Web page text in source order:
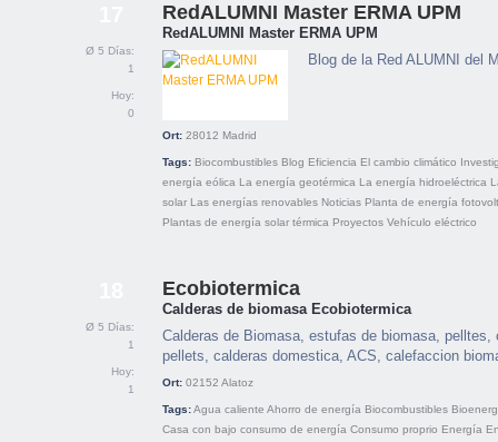
Ø 5 Días:
1
Hoy:
0
RedALUMNI Master ERMA UPM
RedALUMNI Master ERMA UPM
Blog de la Red ALUMNI del
Ort: 28012 Madrid
Tags: Biocombustibles Blog Eficiencia El cambio climático
energía eólica La energía geotérmica La energía hidroeléctrica
solar Las energías renovables Noticias Planta de energía
Plantas de energía solar térmica Proyectos Vehículo eléctrico
Ø 5 Días:
1
Hoy:
1
Ecobiotermica
Calderas de biomasa Ecobiotermica
Calderas de Biomasa, estufas de biomasa,
pellets, calderas domestica, ACS, calefaccion
Ort: 02152 Alatoz
Tags:Agua caliente Ahorro de energía Biocombustibles
Casa con bajo consumo de energía Consumo proprio Energía